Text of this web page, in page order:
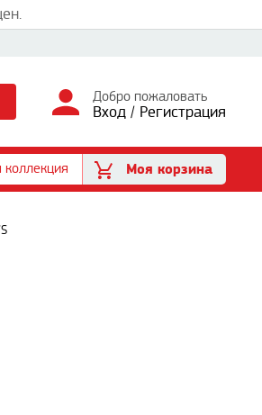
Добро пожаловать
Вход / Регистрация
коллекция Моя корзина